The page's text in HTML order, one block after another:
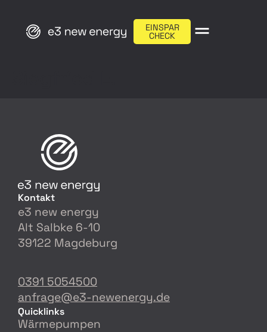
EINSPAR
CHECK
Kontakt
e3 new energy
Alt Salbke 6-10
39122 Magdeburg
0391 5054500
anfrage@e3-newenergy.de
Quicklinks
Wärmepumpen